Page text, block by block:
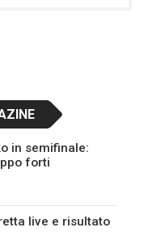
in semifinale:
forti
live e risultato